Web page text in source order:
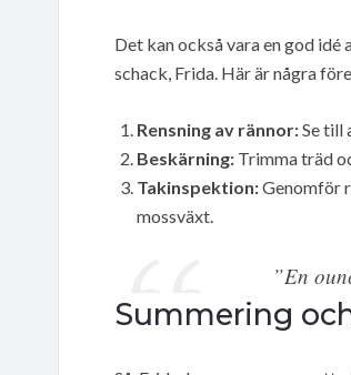
Det kan också vara en god
schack, Frida. Här är några
Rensning av rännor:Se till
Beskärning: Trimma träd
Takinspektion:Genomför
mossväxt.
”En
Summering